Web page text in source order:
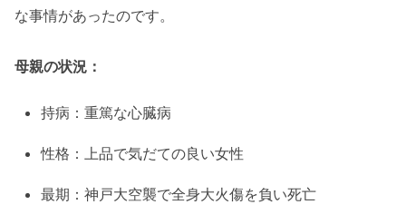
な事情があったのです。
母親の状況：
持病：重篤な心臓病
性格：上品で気だての良い女性
最期：神戸大空襲で全身大火傷を負い死亡